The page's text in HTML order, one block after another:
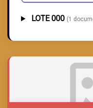
LOTE 000 (1